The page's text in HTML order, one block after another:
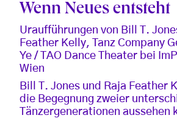
Wenn Neues entsteht
Uraufführungen von Bill T.
Feather Kelly, Tanz Company
Ye / TAO Dance Theater bei
Wien
Bill T. Jones und Raja Feather
die Begegnung zweier
Tänzergenerationen aussehen